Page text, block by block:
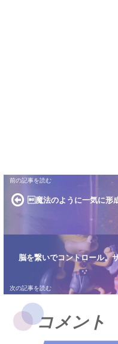
魔法のように一気に形
脳を繋いでコントロール。
コメント